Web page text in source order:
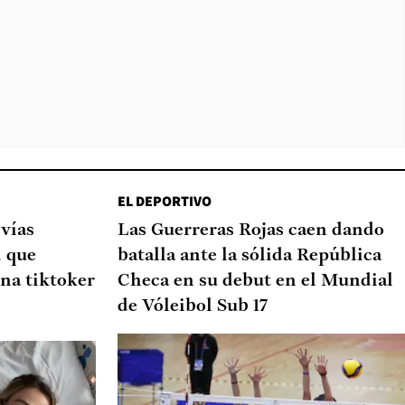
que
tiktoker
EL DEPORTIVO
Las Guerreras Rojas caen dando
batalla ante la sólida República
Checa en su debut en el Mundial
de Vóleibol Sub 17